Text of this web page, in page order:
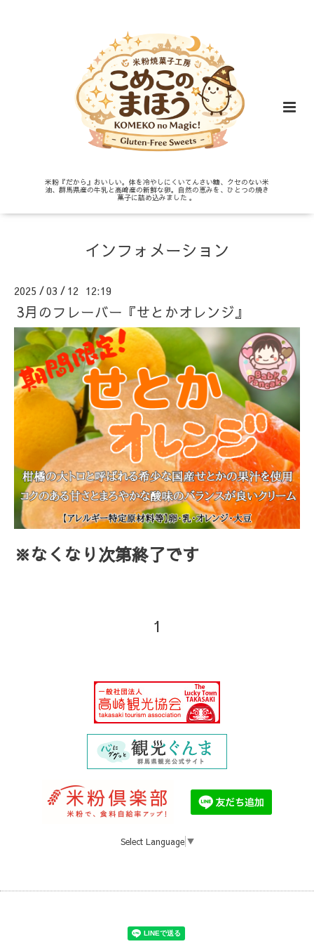
米粉『だから』おいしい。体を冷やしにくいてんさい糖、クセのない米
油、群馬県産の牛乳と高崎産の新鮮な卵。自然の恵みを、ひとつの焼き
菓子に詰め込みました 。
インフォメーション
2025 /03 / 12 12:19
3月のフレーバー『せとかオレンジ』
※なくなり次第終了です
1
Select Language ▼